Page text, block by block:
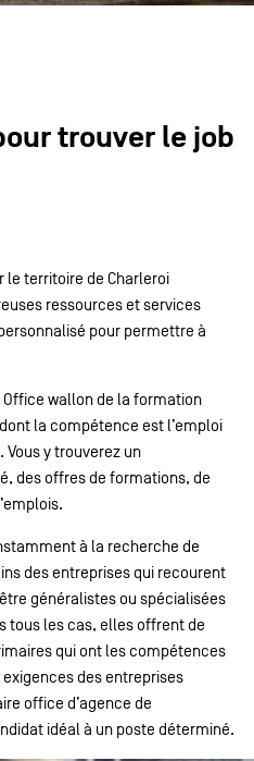
trouver le job
le territoire de Charleroi
ressources et services
pour permettre à
Office wallon de la formation
la compétence est l’emploi
y trouverez un
des offres de formations, de
à la recherche de
des entreprises qui recourent
généralistes ou spécialisées
tous les cas, elles offrent de
qui ont les compétences
des entreprises
office d’agence de
idéal à un poste déterminé.